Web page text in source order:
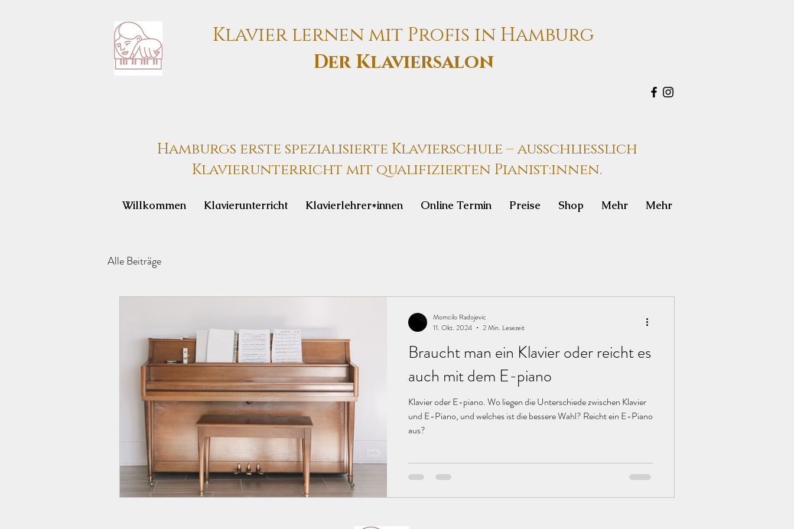
Klavier lernen mit Profis in Hamburg
Der Klaviersalon
Hamburgs erste spezialisierte Klavierschule – ausschließlich
Klavierunterricht mit qualifizierten Pianist:innen.
Willkommen Klavierunterricht Klavierlehrer*innen Online Termin Preise Shop Mehr Mehr
Alle Beiträge
Braucht man ein Klavier oder reicht es
auch mit dem E-piano
Klavier oder E-piano. Wo liegen die Unterschiede zwischen Klavier
und E-Piano, und welches ist die bessere Wahl? Reicht ein E-Piano
aus?
Momcilo Radojevic
11. Okt. 2024
2 Min. Lesezeit